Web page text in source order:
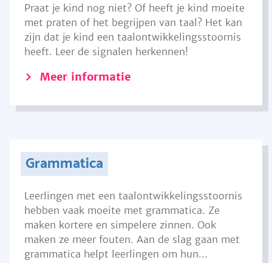
Praat je kind nog niet? Of heeft je kind moeite
met praten of het begrijpen van taal? Het kan
zijn dat je kind een taalontwikkelingsstoornis
heeft. Leer de signalen herkennen!
Meer informatie
Grammatica
Leerlingen met een taalontwikkelingsstoornis
hebben vaak moeite met grammatica. Ze
maken kortere en simpelere zinnen. Ook
maken ze meer fouten. Aan de slag gaan met
grammatica helpt leerlingen om hun...